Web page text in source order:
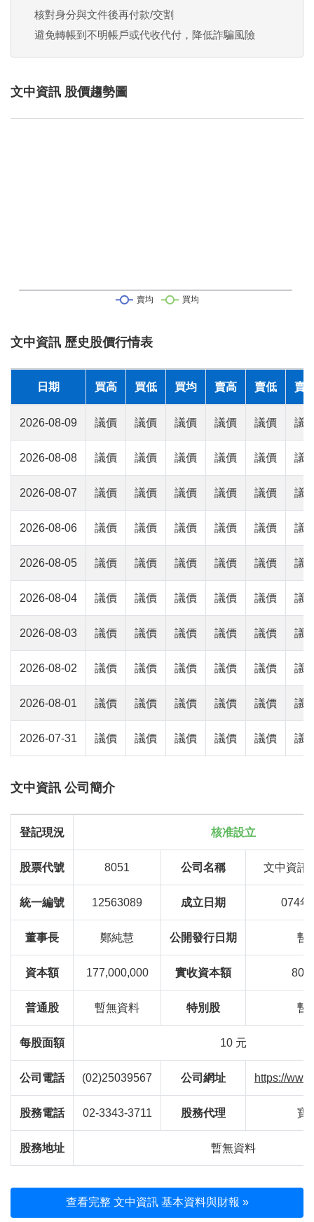
核對身分與文件後再付款/交割
避免轉帳到不明帳戶或代收代付，降低詐騙風險
文中資訊 股價趨勢圖
文中資訊 歷史股價行情表
日期 買高 買低 買均 賣高 賣低 賣
2026-08-09 議價 議價 議價 議價 議價 議
2026-08-08 議價 議價 議價 議價 議價 議
2026-08-07 議價 議價 議價 議價 議價 議
2026-08-06 議價 議價 議價 議價 議價 議
2026-08-05 議價 議價 議價 議價 議價 議
2026-08-04 議價 議價 議價 議價 議價 議
2026-08-03 議價 議價 議價 議價 議價 議
2026-08-02 議價 議價 議價 議價 議價 議
2026-08-01 議價 議價 議價 議價 議價 議
2026-07-31 議價 議價 議價 議價 議價 議
文中資訊 公司簡介
登記現況 核准設立
股票代號 8051 公司名稱 文中資訊
統一編號 12563089 成立日期 074年
董事長 鄭純慧 公開發行日期 暫
資本額 177,000,000 實收資本額
普通股 暫無資料 特別股 暫
每股面額 10 元
公司電話 (02)25039567 公司網址 https://
股務電話 02-3343-3711 股務代理 寶
股務地址 暫無資料
查看完整 文中資訊 基本資料與財報 »